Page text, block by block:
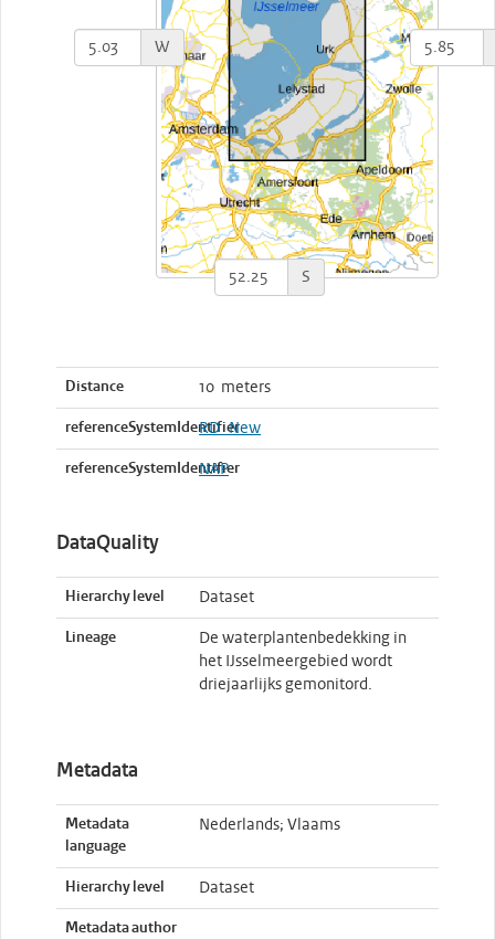
S
W
Distance 10 meters
referenceSystemIdentifier
RD_New
referenceSystemIdentifier
NAP
DataQuality
Hierarchy level Dataset
Lineage
De waterplantenbedekking in
het IJsselmeergebied wordt
driejaarlijks gemonitord.
Metadata
Metadata
language
Nederlands; Vlaams
Hierarchy level Dataset
Metadata author